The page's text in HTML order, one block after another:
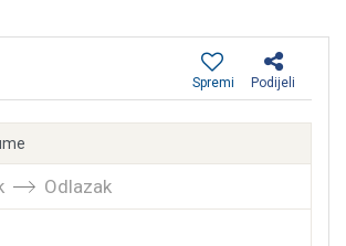
Podijeli
Spremi
Odlazak